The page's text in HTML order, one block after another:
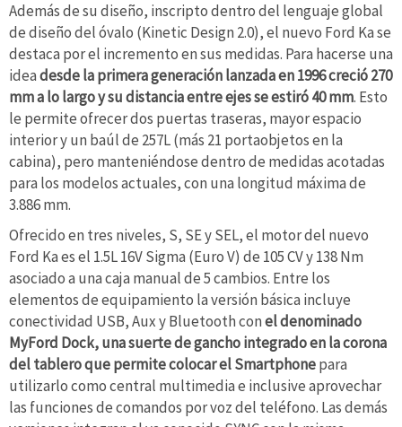
Además de su diseño, inscripto dentro del lenguaje global
de diseño del óvalo (Kinetic Design 2.0), el nuevo Ford Ka se
destaca por el incremento en sus medidas. Para hacerse una
ideadesde la primera generación lanzada en 1996 creció 270
mm a lo largo y su distancia entre ejes se estiró 40 mm. Esto
le permite ofrecer dos puertas traseras, mayor espacio
interior y un baúl de 257L (más 21 portaobjetos en la
cabina), pero manteniéndose dentro de medidas acotadas
para los modelos actuales, con una longitud máxima de
3.886 mm.
Ofrecido en tres niveles, S, SE y SEL, el motor del nuevo
Ford Ka es el 1.5L 16V Sigma (Euro V) de 105 CV y 138 Nm
asociado a una caja manual de 5 cambios. Entre los
elementos de equipamiento la versión básica incluye
conectividad USB, Aux y Bluetooth conel denominado
MyFord Dock, una suerte de gancho integrado en la corona
del tablero que permite colocar el Smartphonepara
utilizarlo como central multimedia e inclusive aprovechar
las funciones de comandos por voz del teléfono. Las demás